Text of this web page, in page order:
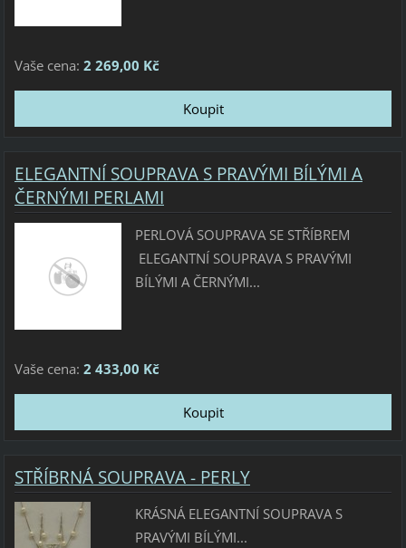
Vaše cena: 2 269,00 Kč
ELEGANTNÍ SOUPRAVA S PRAVÝMI BÍLÝMI A
ČERNÝMI PERLAMI
PERLOVÁ SOUPRAVA SE STŘÍBREM
ELEGANTNÍ SOUPRAVA S PRAVÝMI
BÍLÝMI A ČERNÝMI...
Vaše cena: 2 433,00 Kč
STŘÍBRNÁ SOUPRAVA - PERLY
KRÁSNÁ ELEGANTNÍ SOUPRAVA S
PRAVÝMI BÍLÝMI...